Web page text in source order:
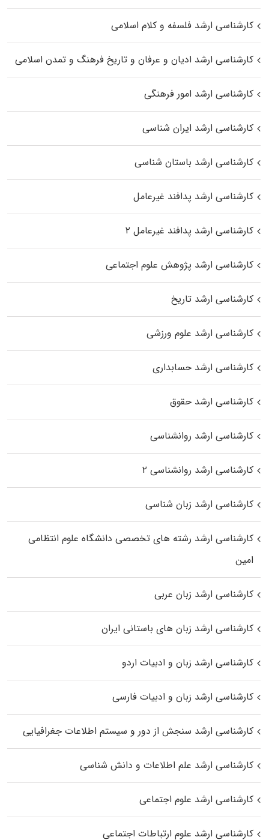
کارشناسی ارشد فلسفه و کلام اسلامی
کارشناسی ارشد ادیان و عرفان و تاریخ فرهنگ و تمدن اسلامی
کارشناسی ارشد امور فرهنگی
کارشناسی ارشد ایران شناسی
کارشناسی ارشد باستان شناسی
کارشناسی ارشد پدافند غیرعامل
کارشناسی ارشد پدافند غیرعامل ۲
کارشناسی ارشد پژوهش علوم اجتماعی
کارشناسی ارشد تاریخ
کارشناسی ارشد علوم ورزشی
کارشناسی ارشد حسابداری
کارشناسی ارشد حقوق
کارشناسی ارشد روانشناسی
کارشناسی ارشد روانشناسی ۲
کارشناسی ارشد زبان شناسی
کارشناسی ارشد رﺷﺘﻪ ﻫﺎی تخصصی داﻧﺸﮕﺎه ﻋﻠﻮم انتظامی
اﻣﻴﻦ
کارشناسی ارشد زبان عربی
کارشناسی ارشد زبان‌ های باستانی ایران
کارشناسی ارشد زبان و ادبیات اردو
کارشناسی ارشد زبان و ادبیات فارسی
کارشناسی ارشد سنجش از دور و سیستم اطلاعات جغرافیایی
کارشناسی ارشد علم اطلاعات و دانش شناسی
کارشناسی ارشد علوم اجتماعی
کارشناسی ارشد علوم ارتباطات اجتماعی